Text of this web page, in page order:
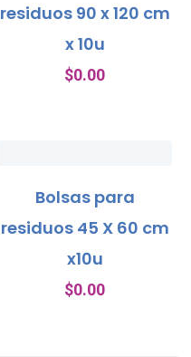
residuos 90 x 120 cm
x 10u
$0.00
Bolsas para
residuos 45 X 60 cm
x10u
$0.00